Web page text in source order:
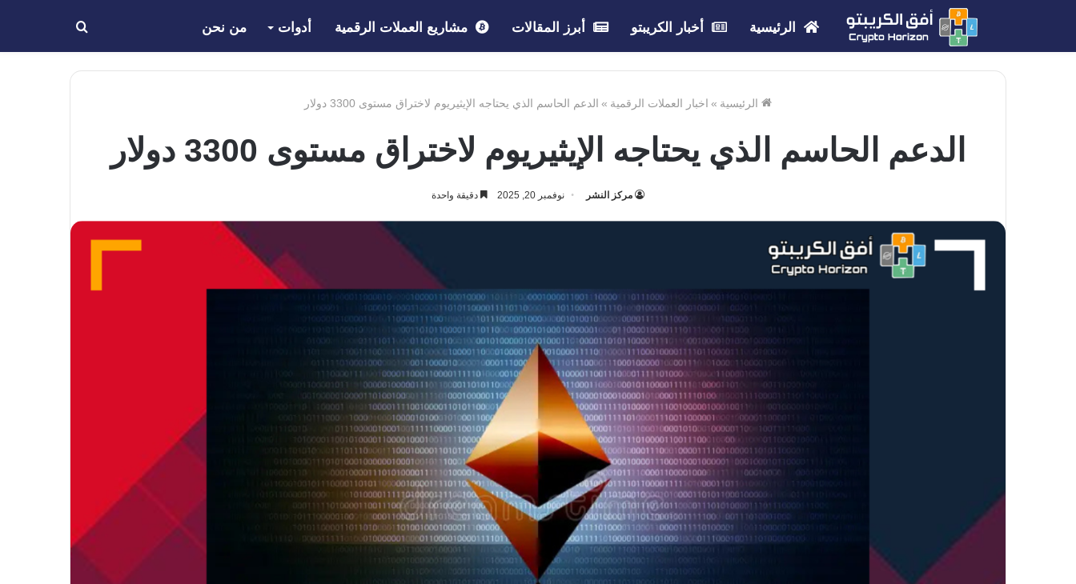
الرئيسية أخبار الكريبتو أبرز المقالات مشاريع العملات الرقمية أدوات من نحن بحث
عن
الرئيسية » اخبار العملات الرقمية » الدعم الحاسم الذي يحتاجه الإيثيريوم لاختراق مستوى 3300 دولار
الدعم الحاسم الذي يحتاجه الإيثيريوم لاختراق مستوى 3300 دولار
مركز النشر نوفمبر 20, 2025 دقيقة واحدة